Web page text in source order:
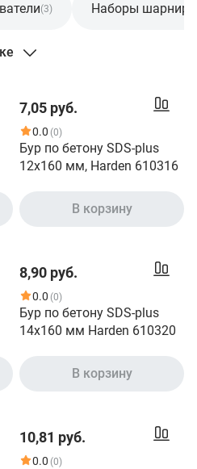
(3) Наборы
7,05 руб.
0.0 (0)
Бур по бетону SDS-plus
12x160 мм, Harden 610316
В корзину
8,90 руб.
0.0 (0)
Бур по бетону SDS-plus
14x160 мм Harden 610320
В корзину
10,81 руб.
0.0 (0)